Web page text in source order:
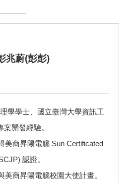
兆蔚(彭彭)
學學士、國立臺灣大學資訊工
開發經驗。
美商昇陽電腦 Sun Certificated
認證。
美商昇陽電腦校園大使計畫。